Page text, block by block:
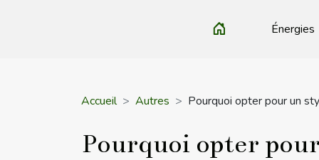
Énergies
Accueil Autres Pourquoi opter pour un
Pourquoi opter